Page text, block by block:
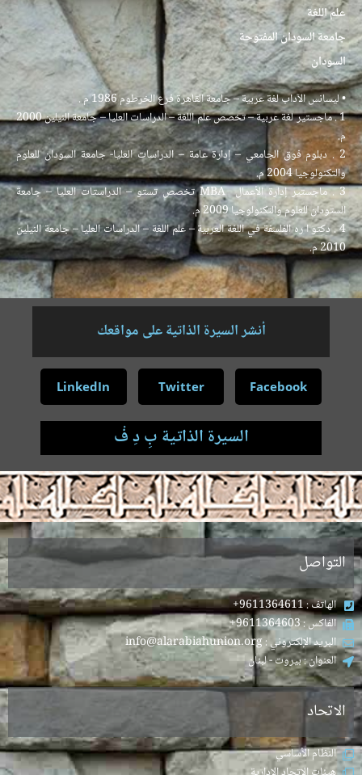
علم اللغة
جامعة السودان المفتوحة
السودان
• ليسانس الآداب لغة عربية – جامعة القاهرة فرع الخرطوم 1986 م .
1 . ماجستير لغة عربية – تخصص علم اللغة – الدراسات العليا – جامعة النيلين 2000
م.
2 . دبلوم فوق الجامعي – إدارة عامة – الدراسات العليا- جامعة السودان للعلوم
والتكنولوجيا 2004 م.
3 . ماجستير إدارة الأعمال MBA تخصص تستو – الدراستات العليا – جامعة
الستودان للعلوم والتكنولوجيا 2009 م.
4 . دكتو ا ره الفلسفة في اللغة العربية – علم اللغة – الدراسات العليا – جامعة النيلين
2010 م.
أنشر السيرة الذاتية على مواقعك
Facebook
Twitter
LinkedIn
السيرة الذاتية بِ دِ فْ
.
التواصل
الهاتف : 9611364611+
الفاكس : 9611364603+
البريد الإلكتروني : info@alarabiahunion.org
العنوان : بيروت - لبنان
الاتحاد
النظام الأساسي